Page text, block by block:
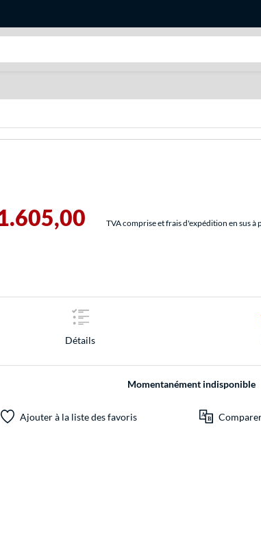
TVA comprise et frais d'expédition en sus à
Détails
Momentanément indisponible
Ajouter à la liste des favoris